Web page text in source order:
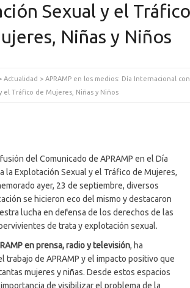
Sexual y el Tráfico
Niñas y Niños
Actualidad > APRAMP en los medios: Día Internacional
el Tráfico de Mujeres, Niñas y Niños
del Comunicado de APRAMP en el Día
la Explotación Sexual y el Tráfico de Mujeres,
ayer, 23 de septiembre, diversos
se hicieron eco del mismo y destacaron
lucha en defensa de los derechos de las
de trata y explotación sexual.
en prensa, radio y televisión, ha
trabajo de APRAMP y el impacto positivo que
mujeres y niñas. Desde estos espacios
de visibilizar el problema de la